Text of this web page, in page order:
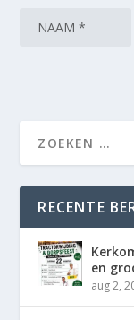
RECENTE
en
aug 2,